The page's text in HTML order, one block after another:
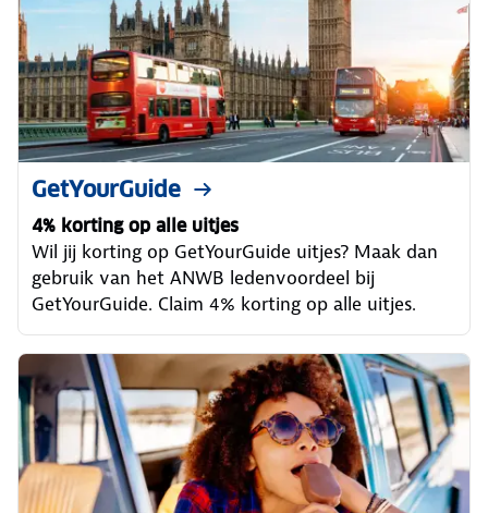
GetYourGuide
4% korting op alle uitjes
Wil jij korting op GetYourGuide uitjes? Maak dan
gebruik van het ANWB ledenvoordeel bij
GetYourGuide. Claim 4% korting op alle uitjes.